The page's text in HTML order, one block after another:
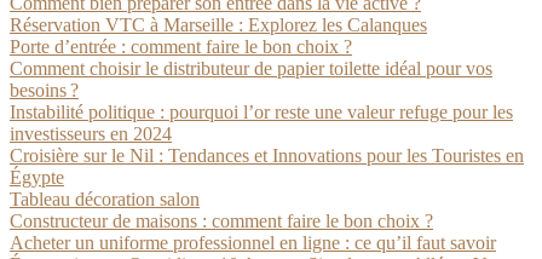
Réservation VTC à Marseille : Explorez les Calanques
Porte d’entrée : comment faire le bon choix ?
Comment choisir le distributeur de papier toilette idéal pour vos
besoins ?
Instabilité politique : pourquoi l’or reste une valeur refuge pour les
investisseurs en 2024
Croisière sur le Nil : Tendances et Innovations pour les Touristes en
Égypte
Tableau décoration salon
Constructeur de maisons : comment faire le bon choix ?
Acheter un uniforme professionnel en ligne : ce qu’il faut savoir